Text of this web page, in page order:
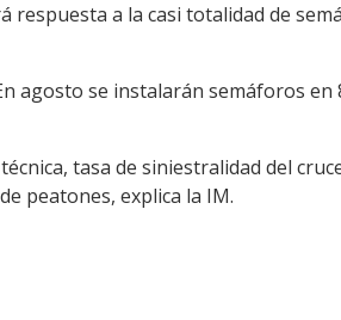
respuesta a la casi totalidad de
agosto se instalarán semáforos en
tasa de siniestralidad del
peatones, explica la IM.